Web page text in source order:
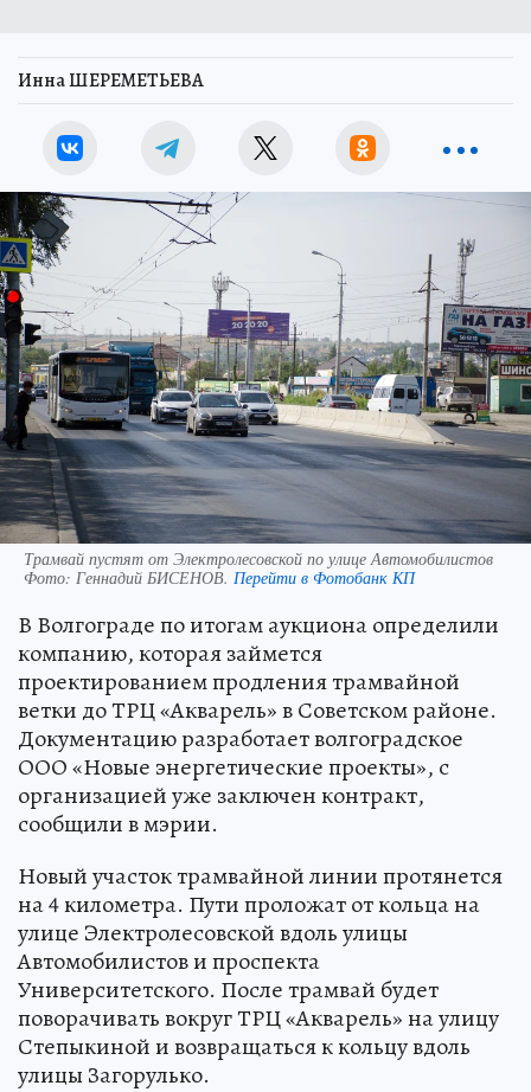
Инна ШЕРЕМЕТЬЕВА
Трамвай пустят от Электролесовской по улице Автомобилистов
Фото: Геннадий БИСЕНОВ. Перейти в Фотобанк КП
В Волгограде по итогам аукциона определили
компанию, которая займется
проектированием продления трамвайной
ветки до ТРЦ «Акварель» в Советском районе.
Документацию разработает волгоградское
ООО «Новые энергетические проекты», с
организацией уже заключен контракт,
сообщили в мэрии.
Новый участок трамвайной линии протянется
на 4 километра. Пути проложат от кольца на
улице Электролесовской вдоль улицы
Автомобилистов и проспекта
Университетского. После трамвай будет
поворачивать вокруг ТРЦ «Акварель» на улицу
Степыкиной и возвращаться к кольцу вдоль
улицы Загорулько.